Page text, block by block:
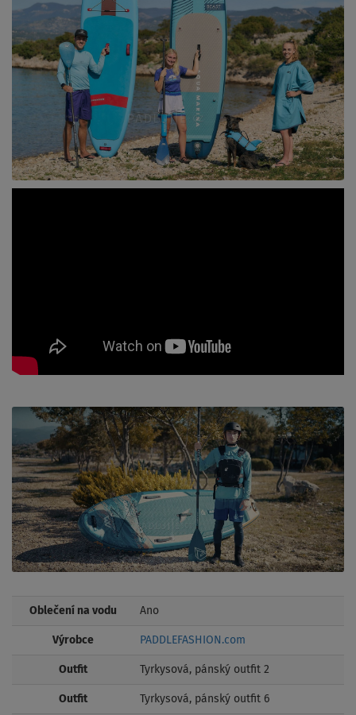
Oblečení na vodu Ano
Výrobce PADDLEFASHION.com
Outfit Tyrkysová, pánský outfit 2
Outfit Tyrkysová, pánský outfit 6